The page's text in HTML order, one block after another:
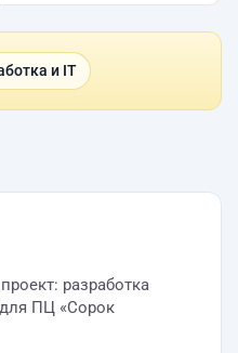
и IT
разработка
ПЦ «Сорок